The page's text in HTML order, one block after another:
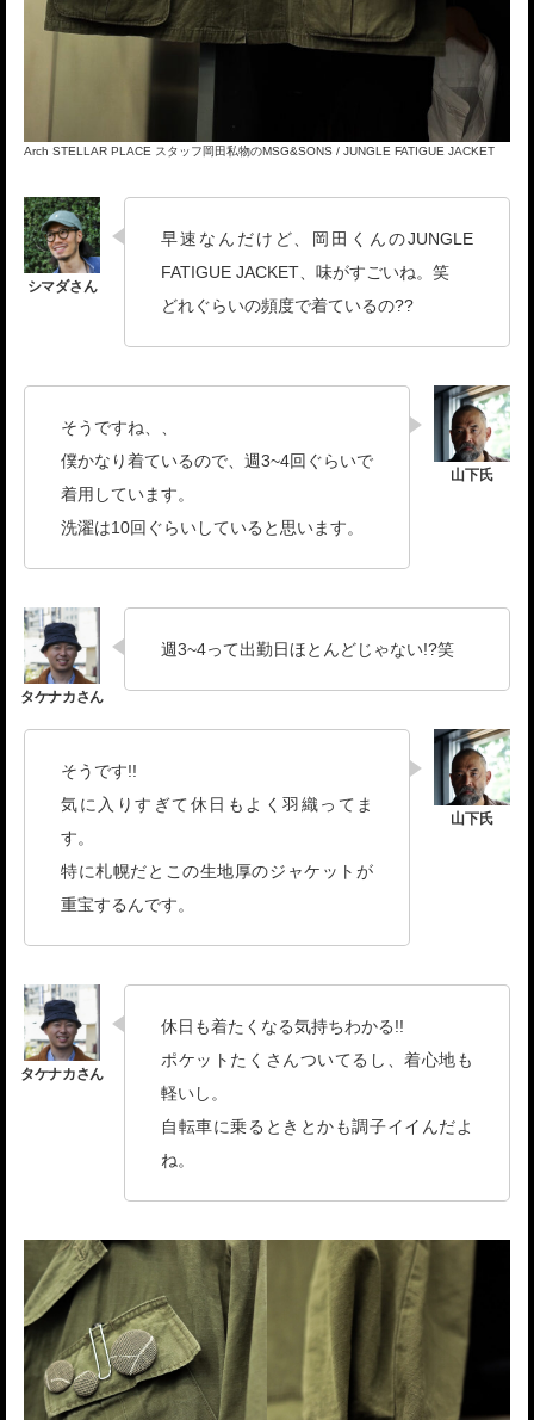
Arch STELLAR PLACE スタッフ岡田私物のMSG&SONS / JUNGLE FATIGUE JACKET
早速なんだけど、岡田くんのJUNGLE
FATIGUE JACKET、味がすごいね。笑
どれぐらいの頻度で着ているの??
そうですね、、
僕かなり着ているので、週3~4回ぐらいで
着用しています。
洗濯は10回ぐらいしていると思います。
週3~4って出勤日ほとんどじゃない!?笑
そうです!!
気に入りすぎて休日もよく羽織ってま
す。
特に札幌だとこの生地厚のジャケットが
重宝するんです。
休日も着たくなる気持ちわかる!!
ポケットたくさんついてるし、着心地も
軽いし。
自転車に乗るときとかも調子イイんだよ
ね。